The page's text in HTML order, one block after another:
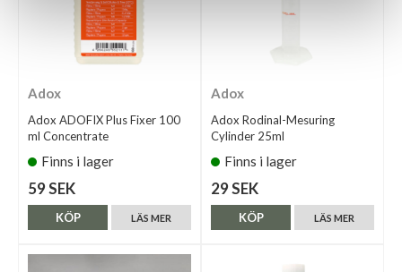
Adox
Adox ADOFIX Plus Fixer 100
ml Concentrate
Finns i lager
59 SEK
LÄS MER
KÖP
Adox
Adox Rodinal-Mesuring
Cylinder 25ml
Finns i lager
29 SEK
LÄS MER
KÖP